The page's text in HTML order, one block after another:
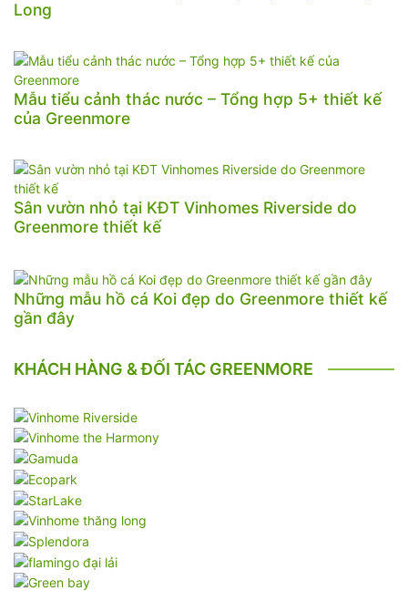
Long
Mẫu tiểu cảnh thác nước – Tổng hợp 5+ thiết kế
của Greenmore
Sân vườn nhỏ tại KĐT Vinhomes Riverside do
Greenmore thiết kế
Những mẫu hồ cá Koi đẹp do Greenmore thiết kế
gần đây
KHÁCH HÀNG & ĐỐI TÁC GREENMORE